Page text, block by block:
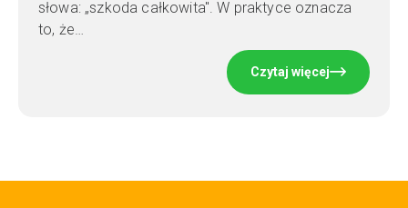
słowa: „szkoda całkowita". W praktyce oznacza
to, że…
Czytaj więcej